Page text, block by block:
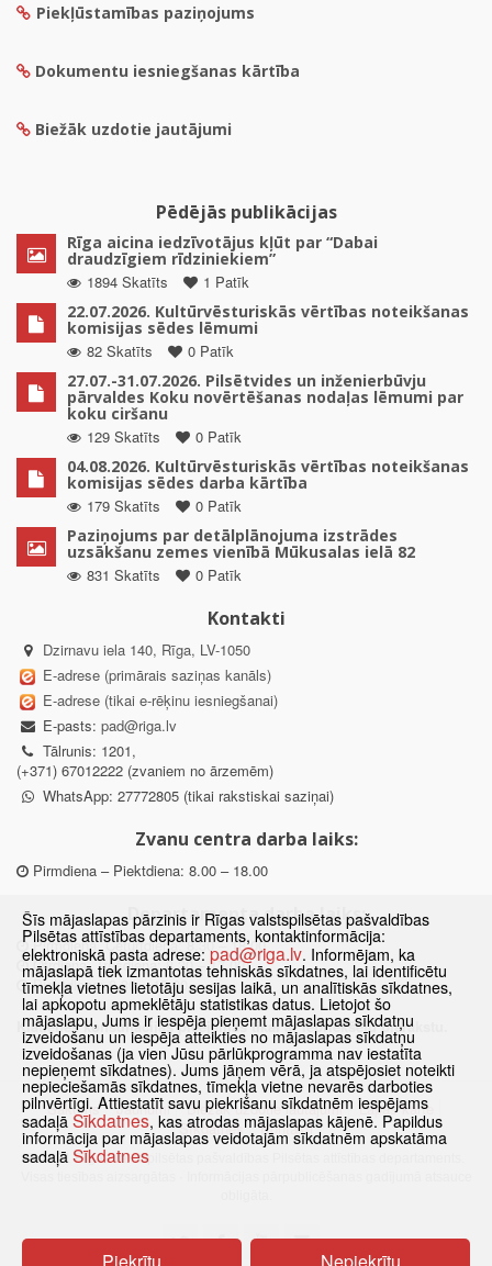
Piekļūstamības paziņojums
Dokumentu iesniegšanas kārtība
Biežāk uzdotie jautājumi
Pēdējās publikācijas
Rīga aicina iedzīvotājus kļūt par “Dabai
draudzīgiem rīdziniekiem”
1894 Skatīts
1 Patīk
22.07.2026. Kultūrvēsturiskās vērtības noteikšanas
komisijas sēdes lēmumi
82 Skatīts
0 Patīk
27.07.-31.07.2026. Pilsētvides un inženierbūvju
pārvaldes Koku novērtēšanas nodaļas lēmumi par
koku ciršanu
129 Skatīts
0 Patīk
04.08.2026. Kultūrvēsturiskās vērtības noteikšanas
komisijas sēdes darba kārtība
179 Skatīts
0 Patīk
Paziņojums par detālplānojuma izstrādes
uzsākšanu zemes vienībā Mūkusalas ielā 82
831 Skatīts
0 Patīk
Kontakti
Dzirnavu iela 140, Rīga, LV-1050
E-adrese (primārais saziņas kanāls)
E-adrese (tikai e-rēķinu iesniegšanai)
E-pasts: pad@riga.lv
Tālrunis: 1201,
(+371) 67012222 (zvaniem no ārzemēm)
WhatsApp: 27772805 (tikai rakstiskai saziņai)
Zvanu centra darba laiks:
Pirmdiena – Piektdiena: 8.00 – 18.00
Departamenta darba laiks:
Pirmdiena, Ceturtdiena: 8.30 – 18.00
Otrdiena, Trešdiena: 8.30 – 17.00
Piektdiena: 8.30 – 15.00
Klātienes konsultācijas pieejamas tikai ar iepriekšēju pierakstu.
Sākums Jaunumi Biežāk uzdotie jautājumi
Lapas karte
Sīkdatnes
Kontakti
© 2021 Rīgas valstspilsētas pašvaldības Pilsētas attīstības departaments.
Šīs mājaslapas pārzinis ir Rīgas valstspilsētas pašvaldības
Pilsētas attīstības departaments, kontaktinformācija:
elektroniskā pasta adrese: pad@riga.lv. Informējam, ka
mājaslapā tiek izmantotas tehniskās sīkdatnes, lai identificētu
tīmekļa vietnes lietotāju sesijas laikā, un analītiskās sīkdatnes,
lai apkopotu apmeklētāju statistikas datus. Lietojot šo
mājaslapu, Jums ir iespēja pieņemt mājaslapas sīkdatņu
izveidošanu un iespēja atteikties no mājaslapas sīkdatņu
izveidošanas (ja vien Jūsu pārlūkprogramma nav iestatīta
nepieņemt sīkdatnes). Jums jāņem vērā, ja atspējosiet noteikti
nepieciešamās sīkdatnes, tīmekļa vietne nevarēs darboties
pilnvērtīgi. Attiestatīt savu piekrišanu sīkdatnēm iespējams
sadaļā Sīkdatnes, kas atrodas mājaslapas kājenē. Papildus
informācija par mājaslapas veidotajām sīkdatnēm apskatāma
sadaļā Sīkdatnes